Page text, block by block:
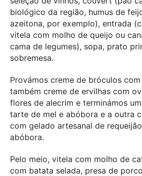
biológico da região, humus de
azeitona, por exemplo), entrada
vitela com molho de queijo ou
cama de legumes), sopa, prato
sobremesa.
Provámos creme de bróculos
também creme de ervilhas com
flores de alecrim e terminámos
tarte de mel e abóbora e a outra
com gelado artesanal de
abóbora.
Pelo meio, vitela com molho de
com batata selada, presa de